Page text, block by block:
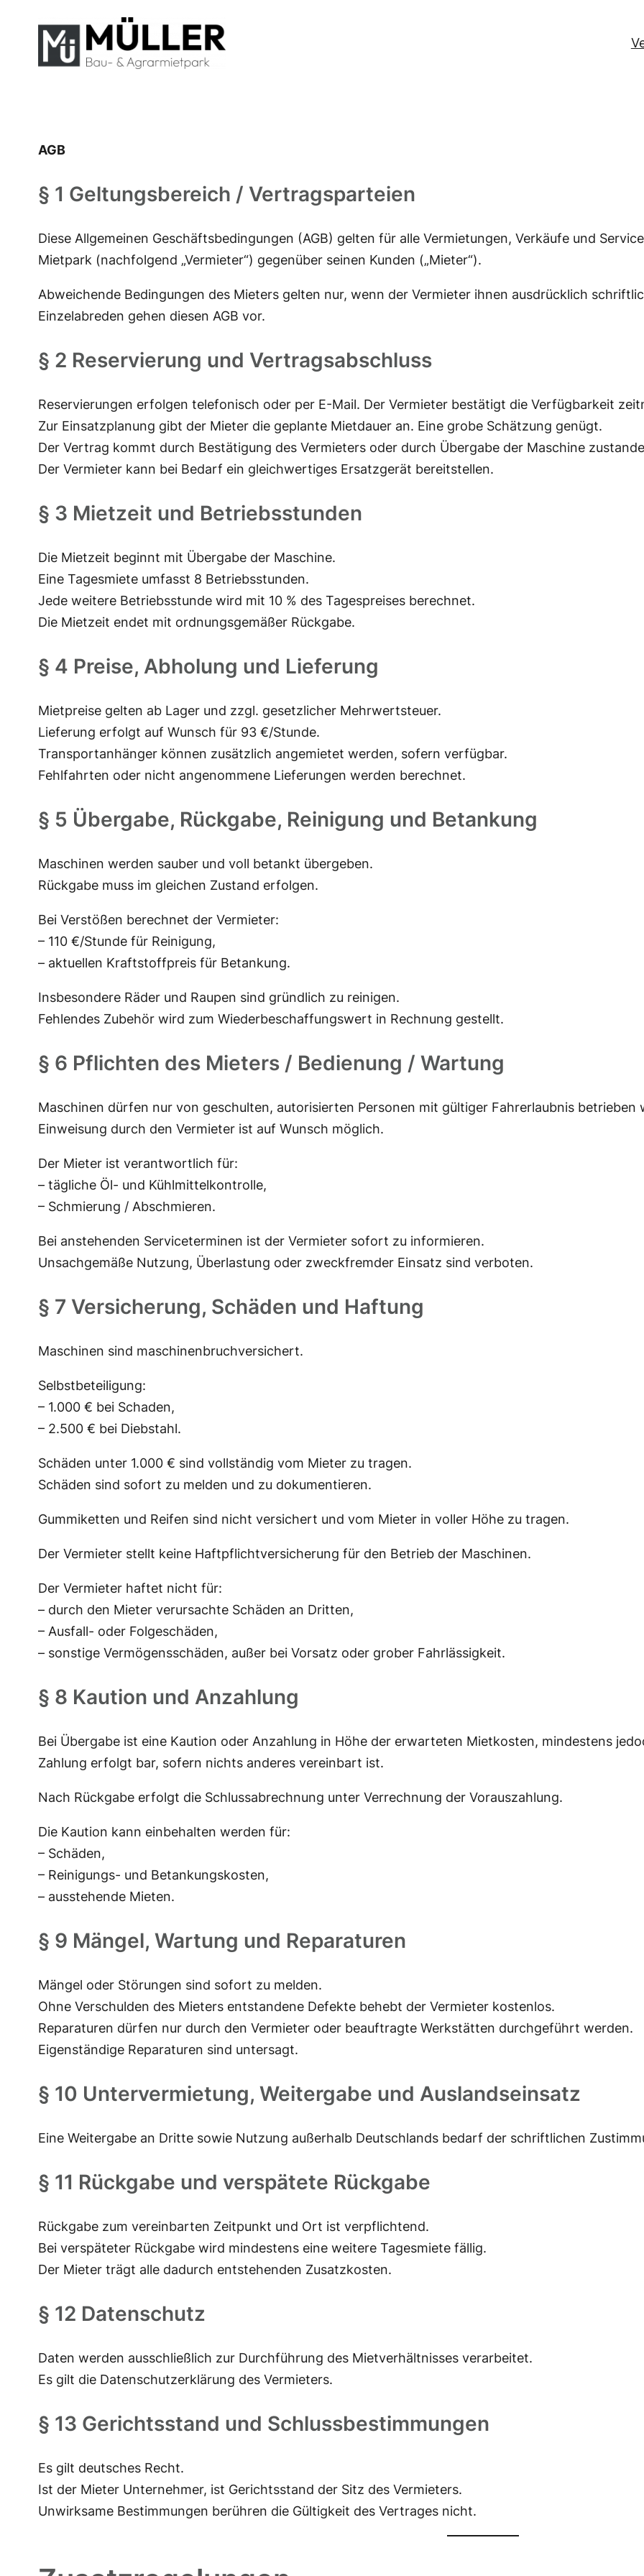
springen
AGB
§ 1 Geltungsbereich / Vertragsparteien
Diese Allgemeinen Geschäftsbedingungen (AGB) gelten für alle Vermietungen, Verkäufe und
Mietpark (nachfolgend „Vermieter“) gegenüber seinen Kunden („Mieter“).
Abweichende Bedingungen des Mieters gelten nur, wenn der Vermieter ihnen ausdrücklich
Einzelabreden gehen diesen AGB vor.
§ 2 Reservierung und Vertragsabschluss
Reservierungen erfolgen telefonisch oder per E-Mail. Der Vermieter bestätigt die Verfügbarkeit
Zur Einsatzplanung gibt der Mieter die geplante Mietdauer an. Eine grobe Schätzung genügt.
Der Vertrag kommt durch Bestätigung des Vermieters oder durch Übergabe der Maschine
Der Vermieter kann bei Bedarf ein gleichwertiges Ersatzgerät bereitstellen.
§ 3 Mietzeit und Betriebsstunden
Die Mietzeit beginnt mit Übergabe der Maschine.
Eine Tagesmiete umfasst 8 Betriebsstunden.
Jede weitere Betriebsstunde wird mit 10 % des Tagespreises berechnet.
Die Mietzeit endet mit ordnungsgemäßer Rückgabe.
§ 4 Preise, Abholung und Lieferung
Mietpreise gelten ab Lager und zzgl. gesetzlicher Mehrwertsteuer.
Lieferung erfolgt auf Wunsch für 93 €/Stunde.
Transportanhänger können zusätzlich angemietet werden, sofern verfügbar.
Fehlfahrten oder nicht angenommene Lieferungen werden berechnet.
§ 5 Übergabe, Rückgabe, Reinigung und Betankung
Maschinen werden sauber und voll betankt übergeben.
Rückgabe muss im gleichen Zustand erfolgen.
Bei Verstößen berechnet der Vermieter:
– 110 €/Stunde für Reinigung,
– aktuellen Kraftstoffpreis für Betankung.
Insbesondere Räder und Raupen sind gründlich zu reinigen.
Fehlendes Zubehör wird zum Wiederbeschaffungswert in Rechnung gestellt.
§ 6 Pflichten des Mieters / Bedienung / Wartung
Maschinen dürfen nur von geschulten, autorisierten Personen mit gültiger Fahrerlaubnis betrieben
Einweisung durch den Vermieter ist auf Wunsch möglich.
Der Mieter ist verantwortlich für:
– tägliche Öl- und Kühlmittelkontrolle,
– Schmierung / Abschmieren.
Bei anstehenden Serviceterminen ist der Vermieter sofort zu informieren.
Unsachgemäße Nutzung, Überlastung oder zweckfremder Einsatz sind verboten.
§ 7 Versicherung, Schäden und Haftung
Maschinen sind maschinenbruchversichert.
Selbstbeteiligung:
– 1.000 € bei Schaden,
– 2.500 € bei Diebstahl.
Schäden unter 1.000 € sind vollständig vom Mieter zu tragen.
Schäden sind sofort zu melden und zu dokumentieren.
Gummiketten und Reifen sind nicht versichert und vom Mieter in voller Höhe zu tragen.
Der Vermieter stellt keine Haftpflichtversicherung für den Betrieb der Maschinen.
Der Vermieter haftet nicht für:
– durch den Mieter verursachte Schäden an Dritten,
– Ausfall- oder Folgeschäden,
– sonstige Vermögensschäden, außer bei Vorsatz oder grober Fahrlässigkeit.
§ 8 Kaution und Anzahlung
Bei Übergabe ist eine Kaution oder Anzahlung in Höhe der erwarteten Mietkosten, mindestens
Zahlung erfolgt bar, sofern nichts anderes vereinbart ist.
Nach Rückgabe erfolgt die Schlussabrechnung unter Verrechnung der Vorauszahlung.
Die Kaution kann einbehalten werden für:
– Schäden,
– Reinigungs- und Betankungskosten,
– ausstehende Mieten.
§ 9 Mängel, Wartung und Reparaturen
Mängel oder Störungen sind sofort zu melden.
Ohne Verschulden des Mieters entstandene Defekte behebt der Vermieter kostenlos.
Reparaturen dürfen nur durch den Vermieter oder beauftragte Werkstätten durchgeführt werden.
Eigenständige Reparaturen sind untersagt.
§ 10 Untervermietung, Weitergabe und Auslandseinsatz
Eine Weitergabe an Dritte sowie Nutzung außerhalb Deutschlands bedarf der schriftlichen
§ 11 Rückgabe und verspätete Rückgabe
Rückgabe zum vereinbarten Zeitpunkt und Ort ist verpflichtend.
Bei verspäteter Rückgabe wird mindestens eine weitere Tagesmiete fällig.
Der Mieter trägt alle dadurch entstehenden Zusatzkosten.
§ 12 Datenschutz
Daten werden ausschließlich zur Durchführung des Mietverhältnisses verarbeitet.
Es gilt die Datenschutzerklärung des Vermieters.
§ 13 Gerichtsstand und Schlussbestimmungen
Es gilt deutsches Recht.
Ist der Mieter Unternehmer, ist Gerichtsstand der Sitz des Vermieters.
Unwirksame Bestimmungen berühren die Gültigkeit des Vertrages nicht.